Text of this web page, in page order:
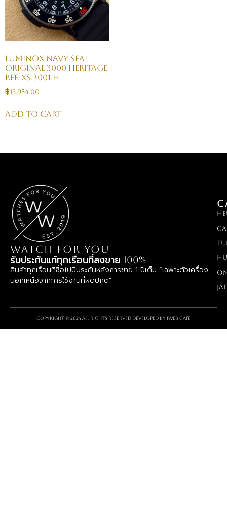
Luminox Navy SEAL
Original 3000 Heritage
Ref. XS.3001.H
฿13,954.00
Add to cart
WATCH FOR YOU
รับประกันแท้ทุกเรือนที่ลงขาย 100%
สินค้าทุกเรือนที่ซื้อไปมีประกันหลังการขาย 1 ปีเต็ม “เฉพาะตัวเครื่อง
นอกเหนือจากการใช้งานที่ผิดปกติ”
Copyright © 2024 All rights reserved Developed by iWeb.cafe